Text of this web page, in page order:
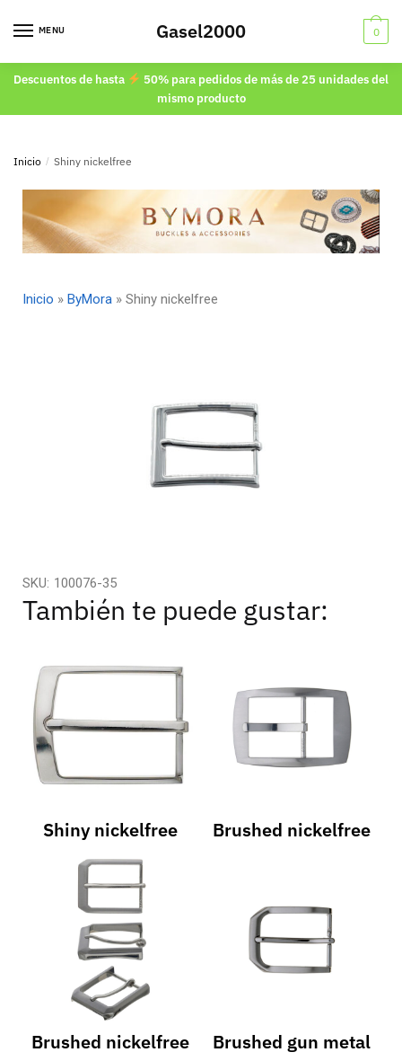
MENU Gasel2000 0
Descuentos de hasta
50% para pedidos de más de 25 unidades del
mismo producto
Inicio / Shiny nickelfree
Inicio » ByMora » Shiny nickelfree
SKU: 100076-35
También te puede gustar:
Shiny nickelfree Brushed nickelfree
Brushed nickelfree Brushed gun metal